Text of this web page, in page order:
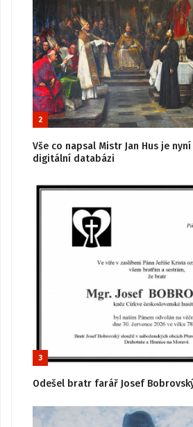
2
Vše co napsal Mistr Jan Hus je
digitální databázi
3
Odešel bratr farář Josef